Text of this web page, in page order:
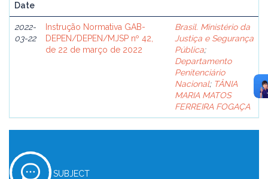
Date
2022-
03-22
Instrução Normativa GAB-
DEPEN/DEPEN/MJSP nº 42,
de 22 de março de 2022
Brasil. Ministério da
Justiça e Segurança
Pública;
Departamento
Penitenciário
Nacional; TÂNIA
MARIA MATOS
FERREIRA FOGAÇA
SUBJECT